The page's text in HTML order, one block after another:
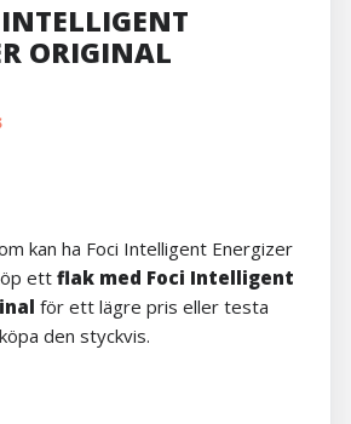
ORIGINAL
kan ha Foci Intelligent Energizer
ett flak med Foci Intelligent
för ett lägre pris eller testa
den styckvis.